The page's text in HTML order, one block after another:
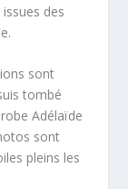
des
sont
tombé
Adélaïde
sont
pleins les